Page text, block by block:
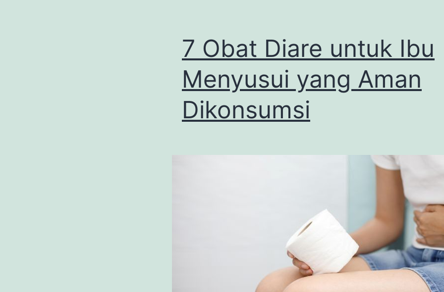
7 Obat Diare untuk Ibu
Menyusui yang Aman
Dikonsumsi